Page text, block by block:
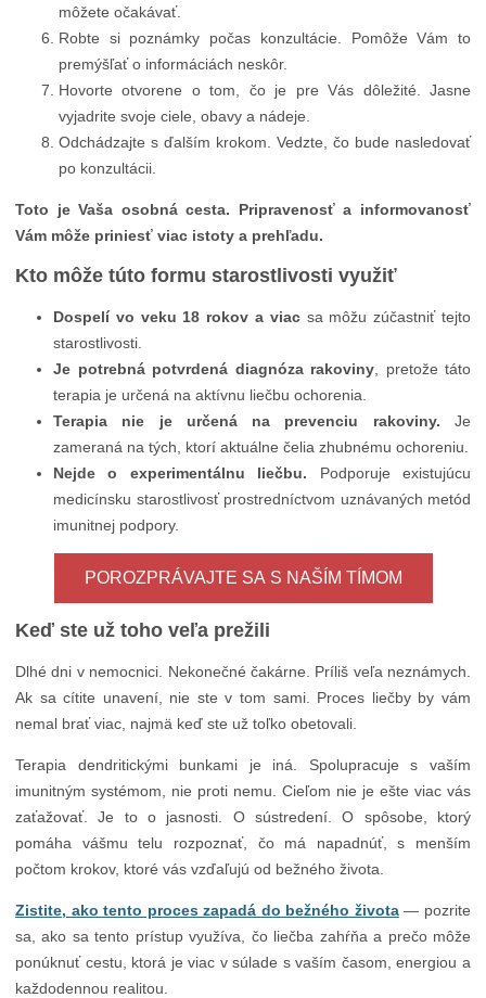
môžete očakávať.
Robte si poznámky počas konzultácie. Pomôže Vám to
premýšľať o informáciách neskôr.
Hovorte otvorene o tom, čo je pre Vás dôležité. Jasne
vyjadrite svoje ciele, obavy a nádeje.
Odchádzajte s ďalším krokom. Vedzte, čo bude nasledovať
po konzultácii.
Toto je Vaša osobná cesta. Pripravenosť a informovanosť
Vám môže priniesť viac istoty a prehľadu.
Kto môže túto formu starostlivosti využiť
Dospelí vo veku 18 rokov a viacsa môžu zúčastniť tejto
starostlivosti.
Je potrebná potvrdená diagnóza rakoviny , pretože táto
terapia je určená na aktívnu liečbu ochorenia.
Terapia nie je určená na prevenciu rakoviny. Je
zameraná na tých, ktorí aktuálne čelia zhubnému ochoreniu.
Nejde o experimentálnu liečbu. Podporuje existujúcu
medicínsku starostlivosť prostredníctvom uznávaných metód
imunitnej podpory.
POROZPRÁVAJTE SA S NAŠÍM TÍMOM
Keď ste už toho veľa prežili
Dlhé dni v nemocnici. Nekonečné čakárne. Príliš veľa neznámych.
Ak sa cítite unavení, nie ste v tom sami. Proces liečby by vám
nemal brať viac, najmä keď ste už toľko obetovali.
Terapia dendritickými bunkami je iná. Spolupracuje s vaším
imunitným systémom, nie proti nemu. Cieľom nie je ešte viac vás
zaťažovať. Je to o jasnosti. O sústredení. O spôsobe, ktorý
pomáha vášmu telu rozpoznať, čo má napadnúť, s menším
počtom krokov, ktoré vás vzďaľujú od bežného života.
Zistite, ako tento proces zapadá do bežného života— pozrite
sa, ako sa tento prístup využíva, čo liečba zahŕňa a prečo môže
ponúknuť cestu, ktorá je viac v súlade s vaším časom, energiou a
každodennou realitou.